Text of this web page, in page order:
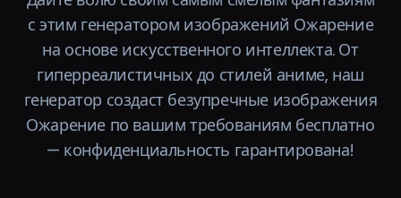
Войти
с этим генератором изображений Ожарение
на основе искусственного интеллекта. От
гиперреалистичных до стилей аниме, наш
генератор создаст безупречные изображения
Ожарение по вашим требованиям бесплатно
— конфиденциальность гарантирована!